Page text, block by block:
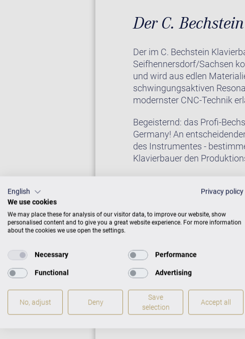
Der C.
Der im C. Bechstein
Seifhennersdorf/Sachsen
und wird aus edlen
schwingungsaktiven
modernster CNC-Technik
Begeisternd: das Profi-
Germany! An
des Instrumentes -
Klavierbauer den
Bauliche Konzepte der
mit einem noblen,
Ton erhaben und
selbstverständlich auch für
Auf Wunsch erhalten Sie
Sie weiter unten bei
FLÜGEL IM
English
Privacy policy
We use cookies
We may place these for analysis of our visitor data, to improve our website, show
personalised content and to give you a great website experience. For more information
about the cookies we use open the settings.
Necessary Performance
Functional Advertising
No, adjust Deny
Save
selection
Accept all